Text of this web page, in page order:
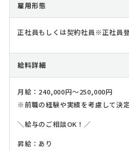
雇用形態
正社員もしくは契約社員※正社員
給料詳細
月給：240,000円～250,000円
※前職の経験や実績を考慮して決
＼給与のご相談OK！／
昇給：あり